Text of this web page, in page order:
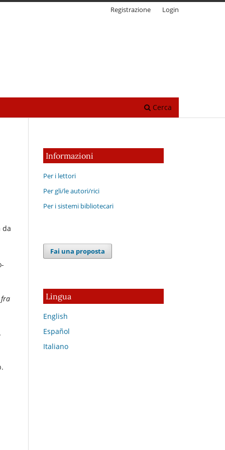
Cerca
Registrazione Login
da
fra
Informazioni
Per i lettori
Per gli/le autori/rici
Per i sistemi bibliotecari
Fai una proposta
Lingua
English
Español
Italiano